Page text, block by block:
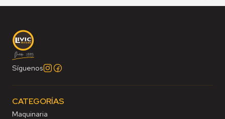
Síguenos
CATEGORÍAS
Maquinaria